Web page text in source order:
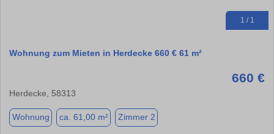
1 / 1
Wohnung zum Mieten in Herdecke 660 € 61 m²
660 €
Herdecke, 58313
Wohnung ca. 61,00 m² Zimmer 2